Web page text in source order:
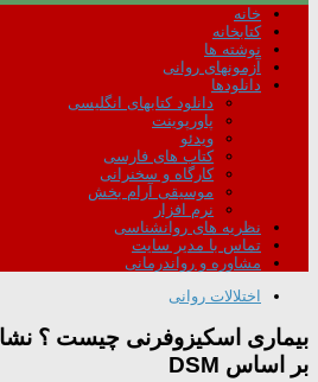
خانه
کتابخانه
نوشته ها
آزمونهای روانی
دانلودها
دانلود کتابهای انگلیسی
پاورپوینت
ویدئو
کتاب های فارسی
کارگاه و سخنرانی
موسیقی آرام بخش
نرم افزار
نظریه های روانشناسی
تماس با مدیر سایت
مشاوره و رواندرمانی
اختلالات روانی
بیماری اسکیزوفرنی چیست ؟
بر اساس DSM